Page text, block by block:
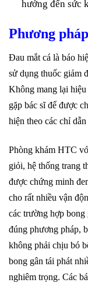
hưởng đến sức
Phương
Đau mắt cá là báo
sử dụng thuốc giảm
Không mang lại
gặp bác sĩ để được
hiện theo các chỉ
Phòng khám HTC
giỏi, hệ thống trang
được chứng minh
cho rất nhiều vận
các trường hợp
đúng phương pháp,
không phải chịu bó
bong gân tái phát
nghiêm trọng. Các